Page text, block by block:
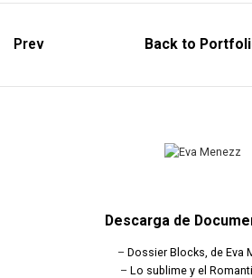
Prev Back to
Descarga de
– Dossier Blocks, de Eva
– Lo sublime y el